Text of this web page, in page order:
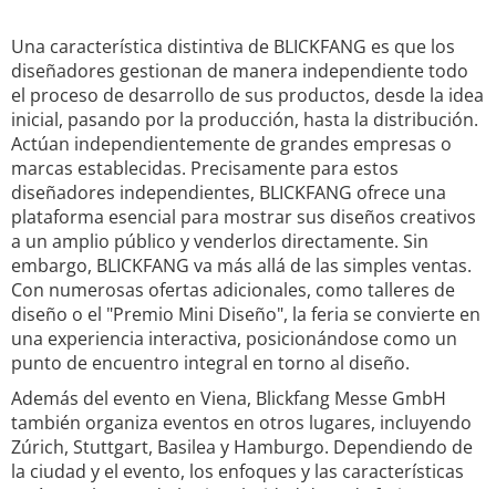
Una característica distintiva de BLICKFANG es que los
diseñadores gestionan de manera independiente todo
el proceso de desarrollo de sus productos, desde la idea
inicial, pasando por la producción, hasta la distribución.
Actúan independientemente de grandes empresas o
marcas establecidas. Precisamente para estos
diseñadores independientes, BLICKFANG ofrece una
plataforma esencial para mostrar sus diseños creativos
a un amplio público y venderlos directamente. Sin
embargo, BLICKFANG va más allá de las simples ventas.
Con numerosas ofertas adicionales, como talleres de
diseño o el "Premio Mini Diseño", la feria se convierte en
una experiencia interactiva, posicionándose como un
punto de encuentro integral en torno al diseño.
Además del evento en Viena, Blickfang Messe GmbH
también organiza eventos en otros lugares, incluyendo
Zúrich, Stuttgart, Basilea y Hamburgo. Dependiendo de
la ciudad y el evento, los enfoques y las características